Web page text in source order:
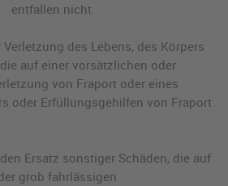
entfallen nicht
des Lebens, des Körpers
auf einer vorsätzlichen oder
von Fraport oder eines
oder Erfüllungsgehilfen von Fraport
Ersatz sonstiger Schäden, die auf
grob fahrlässigen